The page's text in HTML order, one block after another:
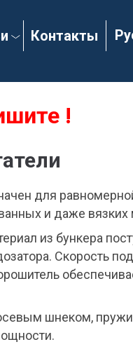
Контакты
!
для
и даже вязких
из бункера
Скорость
шнеком,